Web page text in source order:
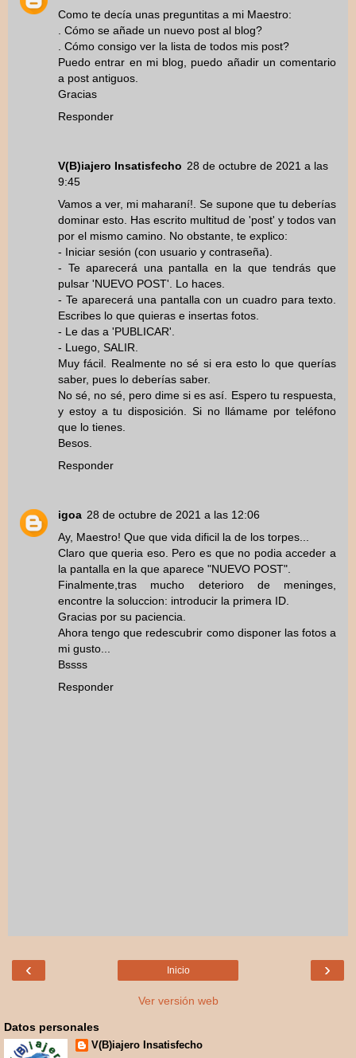
Como te decía unas preguntitas a mi Maestro:
. Cómo se añade un nuevo post al blog?
. Cómo consigo ver la lista de todos mis post?
Puedo entrar en mi blog, puedo añadir un comentario
a post antiguos.
Gracias
Responder
V(B)iajero Insatisfecho 28 de octubre de 2021 a las
9:45
Vamos a ver, mi maharaní!. Se supone que tu deberías
dominar esto. Has escrito multitud de 'post' y todos van
por el mismo camino. No obstante, te explico:
- Iniciar sesión (con usuario y contraseña).
- Te aparecerá una pantalla en la que tendrás que
pulsar 'NUEVO POST'. Lo haces.
- Te aparecerá una pantalla con un cuadro para texto.
Escribes lo que quieras e insertas fotos.
- Le das a 'PUBLICAR'.
- Luego, SALIR.
Muy fácil. Realmente no sé si era esto lo que querías
saber, pues lo deberías saber.
No sé, no sé, pero dime si es así. Espero tu respuesta,
y estoy a tu disposición. Si no llámame por teléfono
que lo tienes.
Besos.
Responder
igoa 28 de octubre de 2021 a las 12:06
Ay, Maestro! Que que vida dificil la de los torpes...
Claro que queria eso. Pero es que no podia acceder a
la pantalla en la que aparece "NUEVO POST".
Finalmente,tras mucho deterioro de meninges,
encontre la soluccion: introducir la primera ID.
Gracias por su paciencia.
Ahora tengo que redescubrir como disponer las fotos a
mi gusto...
Bssss
Responder
‹ ›
Inicio
Ver versión web
Datos personales
V(B)iajero Insatisfecho